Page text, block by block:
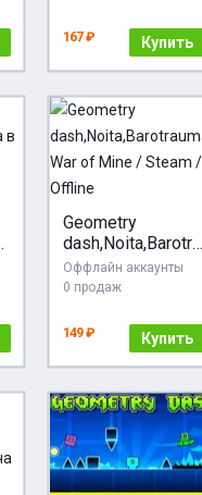
167 ₽ Купить
Geometry
dash,Noita,Barotra
uma,Ghostrunner,T
his War of Mine /
Оффлайн аккаунты
0 продаж
149 ₽ Купить